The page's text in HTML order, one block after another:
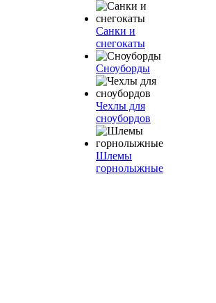
Санки и
снегокаты
Сноуборды
Чехлы для
сноубордов
Шлемы
горнолыжные